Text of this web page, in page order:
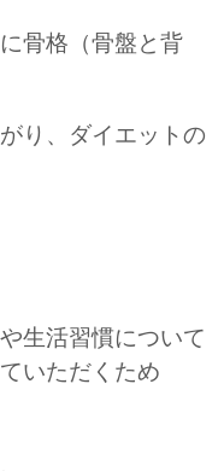
骨格（骨盤と背
り、ダイエットの
生活習慣について
いただくため